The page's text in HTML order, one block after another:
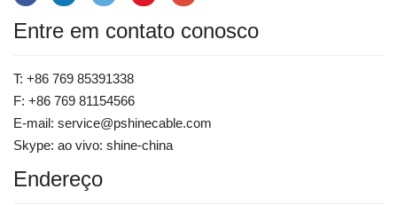
Entre em contato conosco
T: +86 769 85391338
F: +86 769 81154566
E-mail: service@pshinecable.com
Skype: ao vivo: shine-china
Endereço